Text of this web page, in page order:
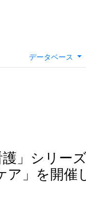
データベース
」シリー
」を開催